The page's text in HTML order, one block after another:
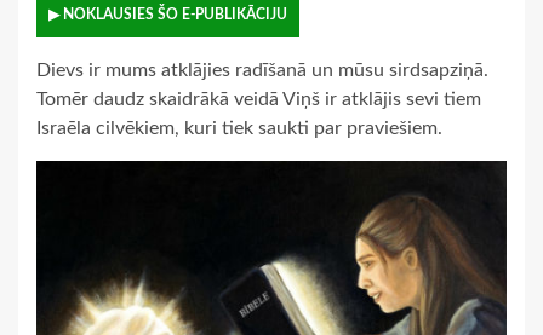
▶ NOKLAUSIES ŠO E-PUBLIKĀCIJU
Dievs ir mums atklājies radīšanā un mūsu sirdsapziņā.
Tomēr daudz skaidrākā veidā Viņš ir atklājis sevi tiem
Israēla cilvēkiem, kuri tiek saukti par praviešiem.